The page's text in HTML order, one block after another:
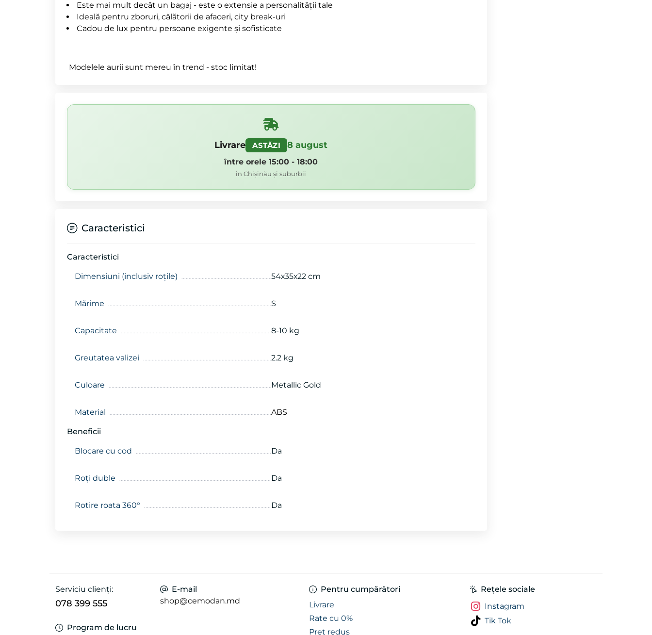
Este mai mult decât un bagaj - este o extensie a personalității tale
Ideală pentru zboruri, călătorii de afaceri, city break-uri
Cadou de lux pentru persoane exigente și sofisticate
Modelele aurii sunt mereu în trend - stoc limitat!
Livrare ASTĂZI 8 august
între orele 15:00 - 18:00
în Chișinău și suburbii
Caracteristici
Caracteristici
Dimensiuni (inclusiv roțile) 54х35х22 cm
Mǎrime S
Capacitate 8-10 kg
Greutatea valizei 2.2 kg
Culoare Metallic Gold
Material ABS
Beneficii
Blocare cu cod Da
Roți duble Da
Rotire roata 360° Da
Serviciu clienți:
078 399 555
Program de lucru
E-mail
shop@cemodan.md
Pentru cumpărători
Livrare
Rate cu 0%
Preț redus
Rețele sociale
Instagram
Tik Tok